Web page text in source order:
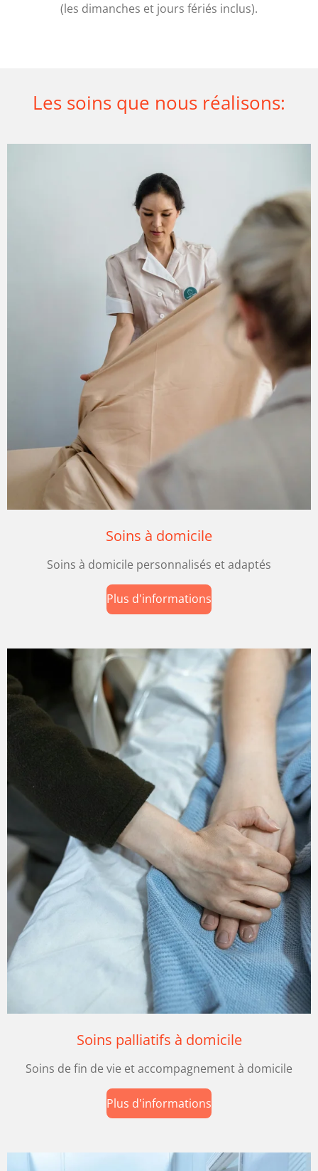
(les dimanches et jours fériés inclus).
Les soins que nous réalisons:
Soins à domicile
Soins à domicile personnalisés et adaptés
Plus d'informations
Soins palliatifs à domicile
Soins de fin de vie et accompagnement à domicile
Plus d'informations